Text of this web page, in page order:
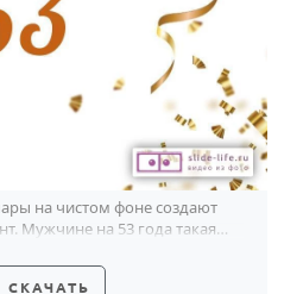
на чистом фоне создают
Мужчине на 53 года такая
СКАЧАТЬ